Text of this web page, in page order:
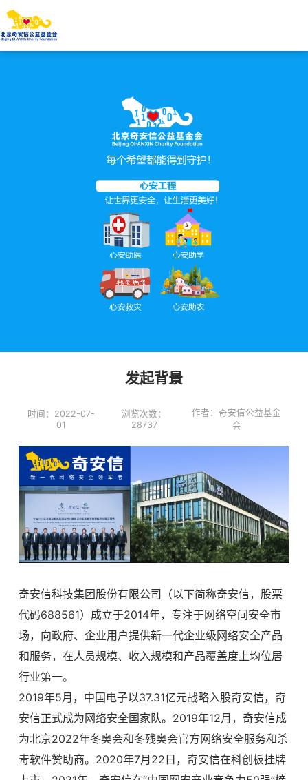
发起背景
时间：2022-07-
01
浏览次数：
28737
作者：奇安信公益基金
会
奇安信科技集团股份有限公司（以下简称奇安信，股票
代码688561）成立于2014年，专注于网络空间安全市
场，向政府、企业用户提供新一代企业级网络安全产品
和服务，在人员规模、收入规模和产品覆盖度上均位居
行业第一。
2019年5月，中国电子以37.31亿元战略入股奇安信，奇
安信正式成为网络安全国家队。2019年12月，奇安信成
为北京2022年冬奥会和冬残奥会官方网络安全服务和杀
毒软件赞助商。2020年7月22日，奇安信在科创板挂牌